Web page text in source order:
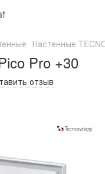
Настенные
Pro +30
отзыв